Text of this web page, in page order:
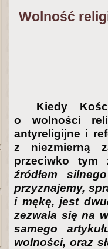
Wolność
Kiedy
o wolności
antyreligijne i
z niezmierną
przeciwko tym
źródłem
przyznajemy,
i mękę, jest
zezwala się na
samego
wolności, oraz